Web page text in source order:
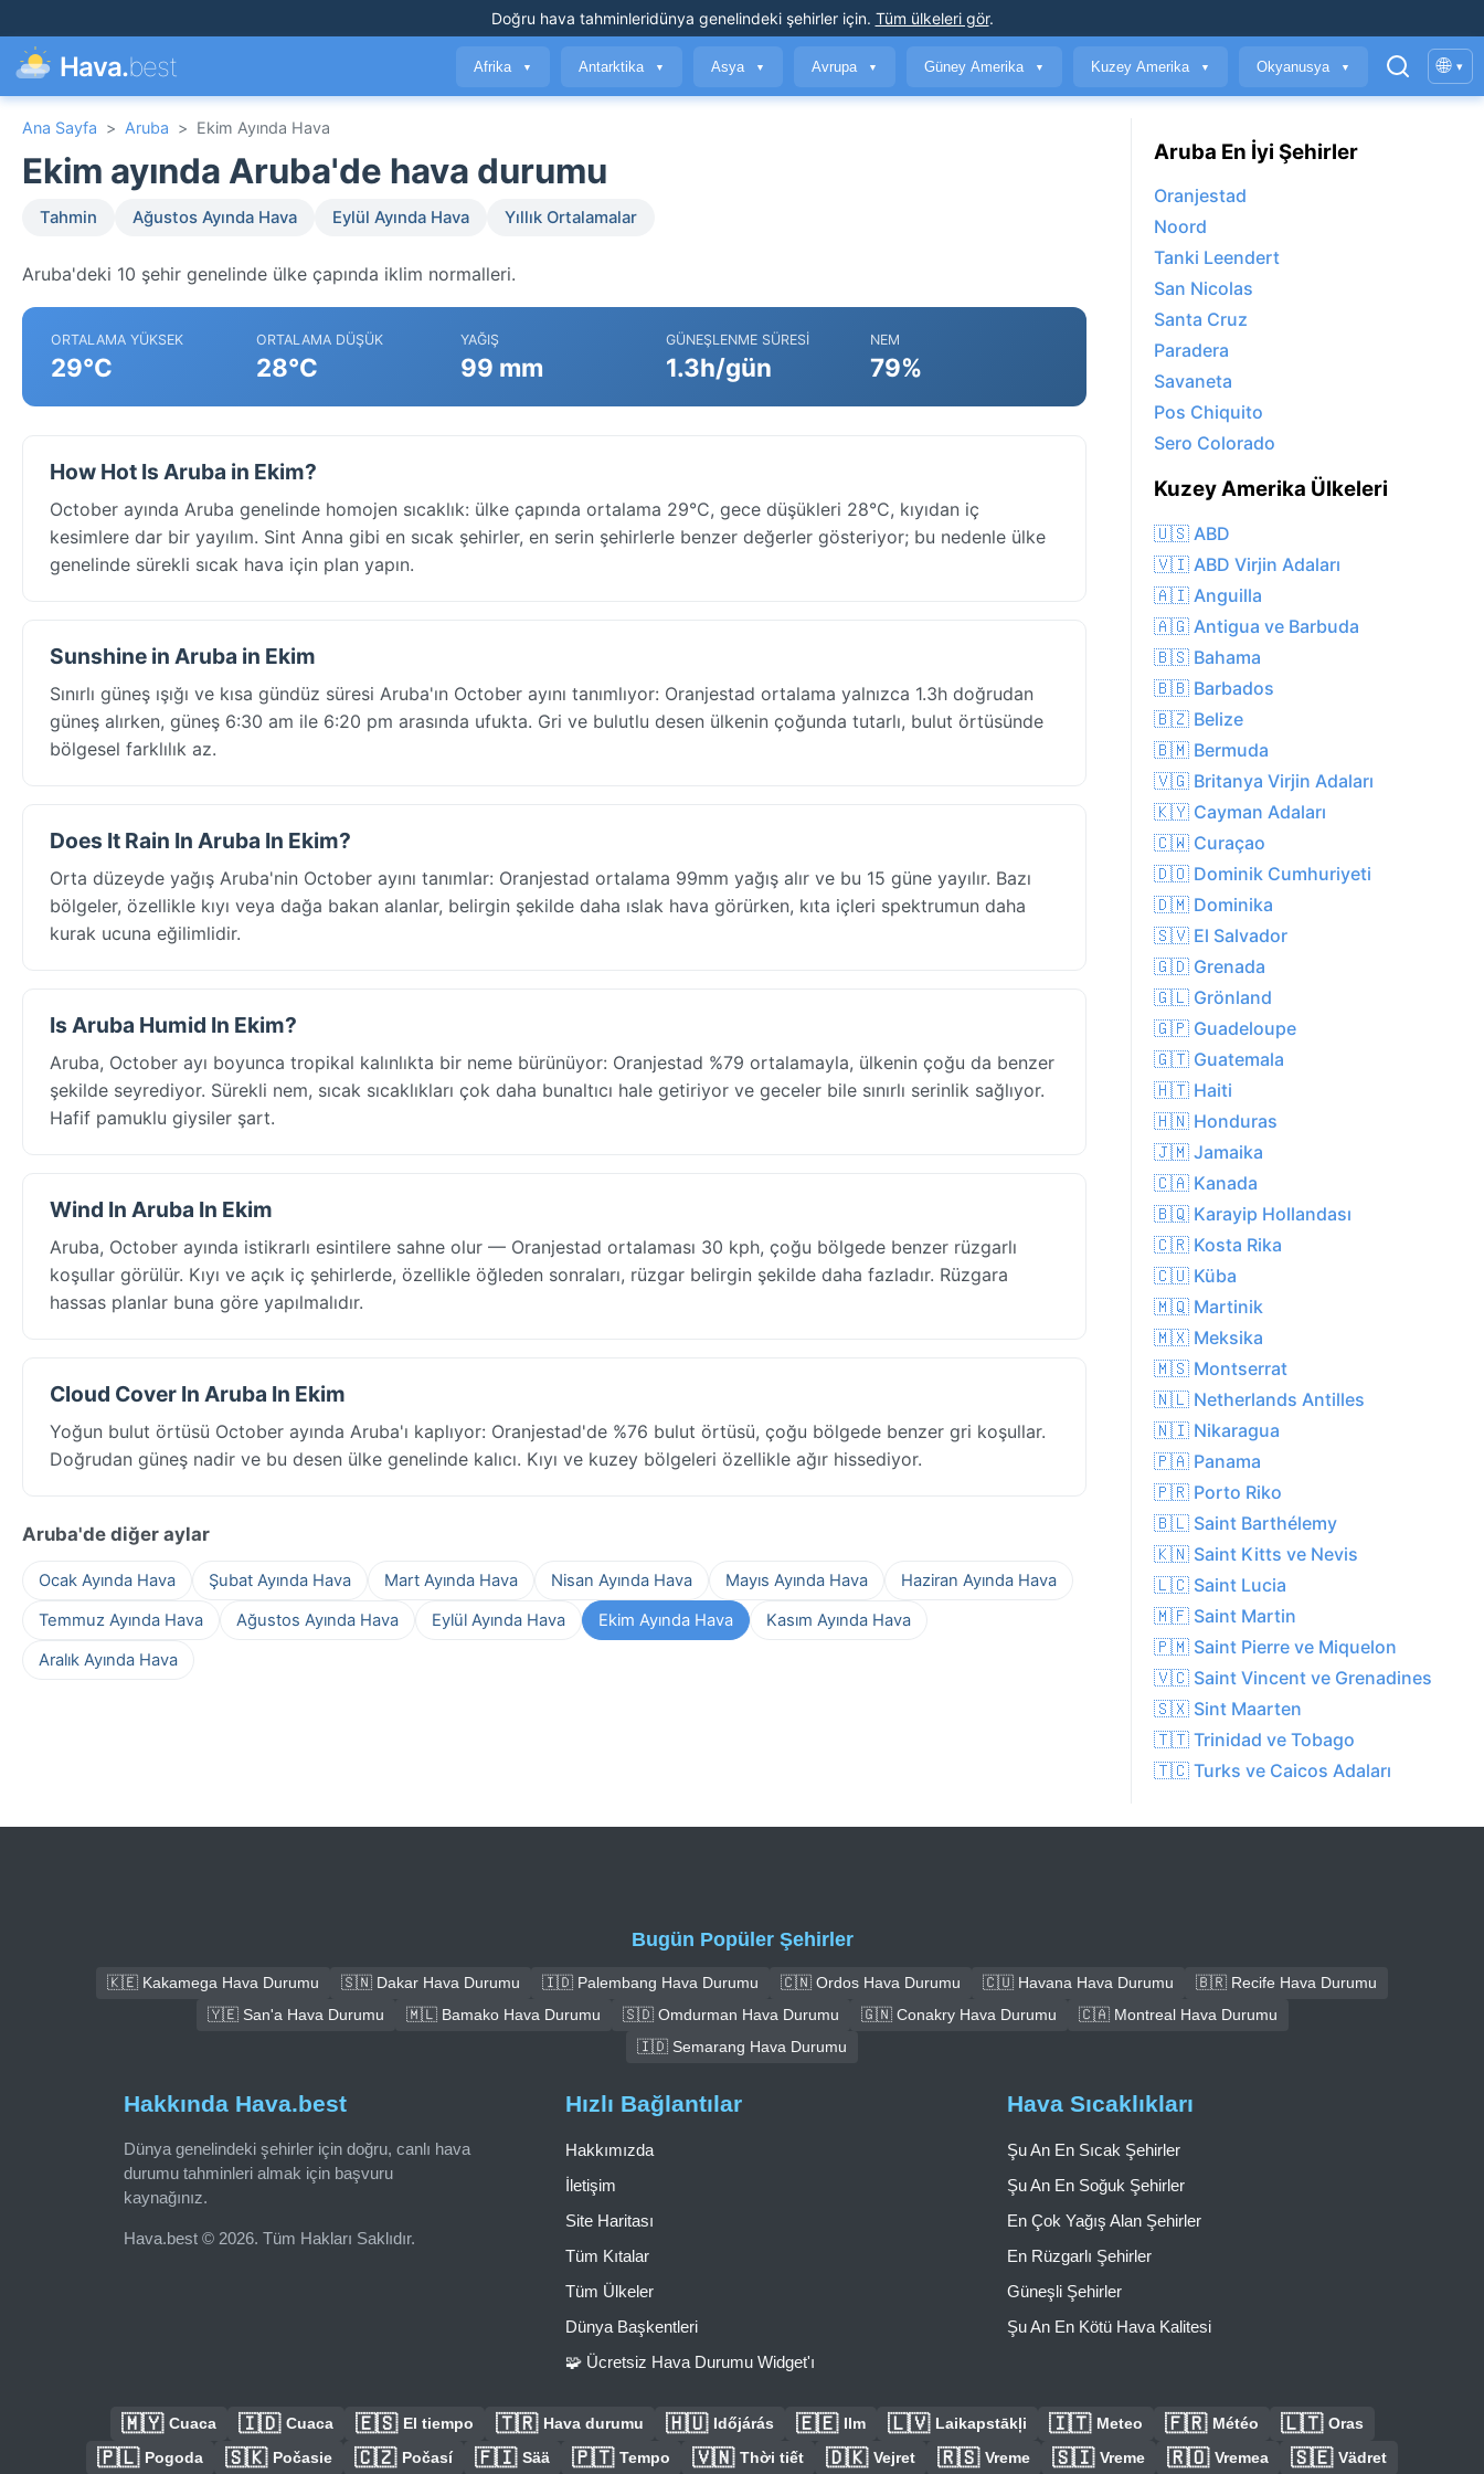
Doğru hava tahminleridünya genelindeki şehirler için. Tüm ülkeleri gör.
Hava.best Afrika ▼ Antarktika ▼ Asya ▼ Avrupa ▼ Güney Amerika ▼ Kuzey Amerika ▼ Okyanusya ▼ 🌐 ▾
Ana Sayfa > Aruba > Ekim Ayında Hava
Ekim ayında Aruba'de hava durumu
Tahmin Ağustos Ayında Hava Eylül Ayında Hava Yıllık Ortalamalar
Aruba'deki 10 şehir genelinde ülke çapında iklim normalleri.
ORTALAMA YÜKSEK
29°C
ORTALAMA DÜŞÜK
28°C
YAĞIŞ
99 mm
GÜNEŞLENME SÜRESI
1.3h/gün
NEM
79%
How Hot Is Aruba in Ekim?
October ayında Aruba genelinde homojen sıcaklık: ülke çapında ortalama 29°C, gece düşükleri 28°C, kıyıdan iç
kesimlere dar bir yayılım. Sint Anna gibi en sıcak şehirler, en serin şehirlerle benzer değerler gösteriyor; bu nedenle ülke
genelinde sürekli sıcak hava için plan yapın.
Sunshine in Aruba in Ekim
Sınırlı güneş ışığı ve kısa gündüz süresi Aruba'ın October ayını tanımlıyor: Oranjestad ortalama yalnızca 1.3h doğrudan
güneş alırken, güneş 6:30 am ile 6:20 pm arasında ufukta. Gri ve bulutlu desen ülkenin çoğunda tutarlı, bulut örtüsünde
bölgesel farklılık az.
Does It Rain In Aruba In Ekim?
Orta düzeyde yağış Aruba'nin October ayını tanımlar: Oranjestad ortalama 99mm yağış alır ve bu 15 güne yayılır. Bazı
bölgeler, özellikle kıyı veya dağa bakan alanlar, belirgin şekilde daha ıslak hava görürken, kıta içleri spektrumun daha
kurak ucuna eğilimlidir.
Is Aruba Humid In Ekim?
Aruba, October ayı boyunca tropikal kalınlıkta bir neme bürünüyor: Oranjestad %79 ortalamayla, ülkenin çoğu da benzer
şekilde seyrediyor. Sürekli nem, sıcak sıcaklıkları çok daha bunaltıcı hale getiriyor ve geceler bile sınırlı serinlik sağlıyor.
Hafif pamuklu giysiler şart.
Wind In Aruba In Ekim
Aruba, October ayında istikrarlı esintilere sahne olur — Oranjestad ortalaması 30 kph, çoğu bölgede benzer rüzgarlı
koşullar görülür. Kıyı ve açık iç şehirlerde, özellikle öğleden sonraları, rüzgar belirgin şekilde daha fazladır. Rüzgara
hassas planlar buna göre yapılmalıdır.
Cloud Cover In Aruba In Ekim
Yoğun bulut örtüsü October ayında Aruba'ı kaplıyor: Oranjestad'de %76 bulut örtüsü, çoğu bölgede benzer gri koşullar.
Doğrudan güneş nadir ve bu desen ülke genelinde kalıcı. Kıyı ve kuzey bölgeleri özellikle ağır hissediyor.
Aruba'de diğer aylar
Ocak Ayında Hava Şubat Ayında Hava Mart Ayında Hava Nisan Ayında Hava Mayıs Ayında Hava
Haziran Ayında Hava
Temmuz Ayında Hava
Ağustos Ayında Hava Eylül Ayında Hava Ekim Ayında Hava
Kasım Ayında Hava
Aralık Ayında Hava
Aruba En İyi Şehirler
Oranjestad
Noord
Tanki Leendert
San Nicolas
Santa Cruz
Paradera
Savaneta
Pos Chiquito
Sero Colorado
Kuzey Amerika Ülkeleri
🇺🇸 ABD
🇻🇮 ABD Virjin Adaları
🇦🇮 Anguilla
🇦🇬 Antigua ve Barbuda
🇧🇸 Bahama
🇧🇧 Barbados
🇧🇿 Belize
🇧🇲 Bermuda
🇻🇬 Britanya Virjin Adaları
🇰🇾 Cayman Adaları
🇨🇼 Curaçao
🇩🇴 Dominik Cumhuriyeti
🇩🇲 Dominika
🇸🇻 El Salvador
🇬🇩 Grenada
🇬🇱 Grönland
🇬🇵 Guadeloupe
🇬🇹 Guatemala
🇭🇹 Haiti
🇭🇳 Honduras
🇯🇲 Jamaika
🇨🇦 Kanada
🇧🇶 Karayip Hollandası
🇨🇷 Kosta Rika
🇨🇺 Küba
🇲🇶 Martinik
🇲🇽 Meksika
🇲🇸 Montserrat
🇳🇱 Netherlands Antilles
🇳🇮 Nikaragua
🇵🇦 Panama
🇵🇷 Porto Riko
🇧🇱 Saint Barthélemy
🇰🇳 Saint Kitts ve Nevis
🇱🇨 Saint Lucia
🇲🇫 Saint Martin
🇵🇲 Saint Pierre ve Miquelon
🇻🇨 Saint Vincent ve Grenadines
🇸🇽 Sint Maarten
🇹🇹 Trinidad ve Tobago
🇹🇨 Turks ve Caicos Adaları
Bugün Popüler Şehirler
🇰🇪 Kakamega Hava Durumu 🇸🇳 Dakar Hava Durumu 🇮🇩 Palembang Hava Durumu 🇨🇳 Ordos Hava Durumu 🇨🇺 Havana Hava Durumu
🇧🇷 Recife Hava Durumu
🇾🇪 San'a Hava Durumu
🇲🇱 Bamako Hava Durumu 🇸🇩 Omdurman Hava Durumu 🇬🇳 Conakry Hava Durumu
🇨🇦 Montreal Hava Durumu
🇮🇩 Semarang Hava Durumu
Hakkında Hava.best
Dünya genelindeki şehirler için doğru, canlı hava
durumu tahminleri almak için başvuru
kaynağınız.
Hava.best © 2026. Tüm Hakları Saklıdır.
Hızlı Bağlantılar
Hakkımızda
İletişim
Site Haritası
Tüm Kıtalar
Tüm Ülkeler
Dünya Başkentleri
🧩 Ücretsiz Hava Durumu Widget'ı
Hava Sıcaklıkları
Şu An En Sıcak Şehirler
Şu An En Soğuk Şehirler
En Çok Yağış Alan Şehirler
En Rüzgarlı Şehirler
Güneşli Şehirler
Şu An En Kötü Hava Kalitesi
🇲🇾 Cuaca 🇮🇩 Cuaca 🇪🇸 El tiempo 🇹🇷 Hava durumu 🇭🇺 Időjárás 🇪🇪 Ilm 🇱🇻 Laikapstākļi 🇮🇹 Meteo 🇫🇷 Météo 🇱🇹 Oras
🇵🇱 Pogoda 🇸🇰 Počasie 🇨🇿 Počasí 🇫🇮 Sää 🇵🇹 Tempo 🇻🇳 Thời tiết 🇩🇰 Vejret 🇷🇸 Vreme 🇸🇮 Vreme 🇷🇴 Vremea 🇸🇪 Vädret